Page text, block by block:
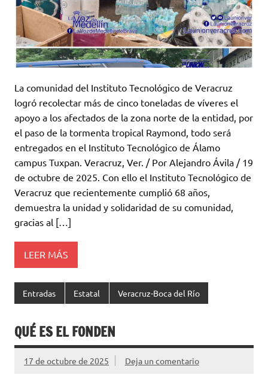
La comunidad del Instituto Tecnológico de Veracruz
logró recolectar más de cinco toneladas de víveres el
apoyo a los afectados de la zona norte de la entidad, por
el paso de la tormenta tropical Raymond, todo será
entregados en el Instituto Tecnológico de Álamo
campus Tuxpan. Veracruz, Ver. / Por Alejandro Ávila / 19
de octubre de 2025. Con ello el Instituto Tecnológico de
Veracruz que recientemente cumplió 68 años,
demuestra la unidad y solidaridad de su comunidad,
gracias al […]
LEER MÁS
Entradas Estatal Veracruz-Boca del Río
QUÉ ES EL FONDEN
17 de octubre de 2025 Deja un comentario